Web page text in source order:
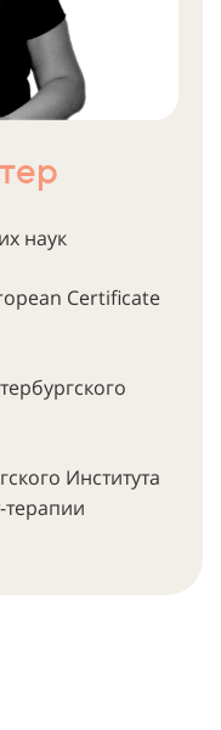
наук
Certificate
Института
терапии